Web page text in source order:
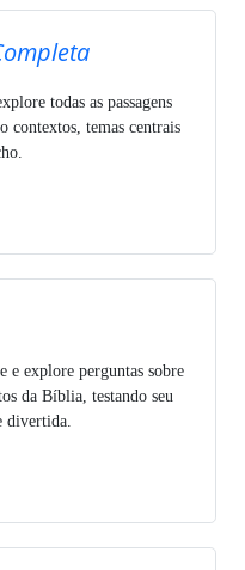
todas as passagens
contextos, temas centrais
explore perguntas sobre
da Bíblia, testando seu
divertida.